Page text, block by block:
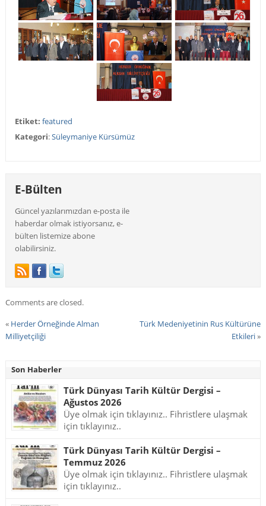
Etiket: featured
Kategori:Süleymaniye Kürsümüz
E-Bülten
Güncel yazılarımızdan e-posta ile
haberdar olmak istiyorsanız, e-
bülten listemize abone
olabilirsiniz.
Comments are closed.
« Herder Örneğinde Alman
Milliyetçiliği
Türk Medeniyetinin Rus Kültürüne
Etkileri»
Son Haberler
Türk Dünyası Tarih Kültür Dergisi –
Ağustos 2026
Üye olmak için tıklayınız.. Fihristlere ulaşmak
için tıklayınız..
Türk Dünyası Tarih Kültür Dergisi –
Temmuz 2026
Üye olmak için tıklayınız.. Fihristlere ulaşmak
için tıklayınız..